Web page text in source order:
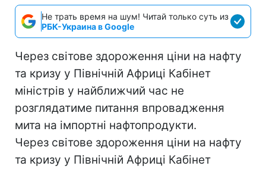
Не трать время на шум! Читай только суть из
РБК-Украина в Google
Через світове здороження ціни на нафту
та кризу у Північній Африці Кабінет
міністрів у найближчий час не
розглядатиме питання впровадження
мита на імпортні нафтопродукти.
Через світове здороження ціни на нафту
та кризу у Північній Африці Кабінет